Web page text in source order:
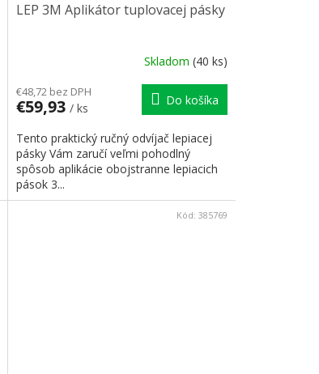
LEP 3M Aplikátor tuplovacej pásky
Skladom (40 ks)
€48,72 bez DPH
€59,93 / ks
Do košíka
Tento praktický ručný odvíjač lepiacej
pásky Vám zaručí veľmi pohodlný
spôsob aplikácie obojstranne lepiacich
pások 3...
Kód: 385769